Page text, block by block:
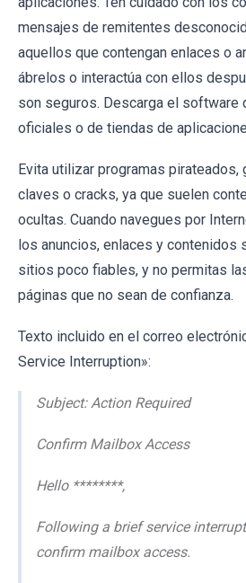
mensajes de remitentes
aquellos que contengan enlaces o
ábrelos o interactúa con ellos
son seguros. Descarga el software
oficiales o de tiendas de
Evita utilizar programas pirateados,
claves o cracks, ya que suelen
ocultas. Cuando navegues por
los anuncios, enlaces y contenidos
sitios poco fiables, y no permitas
páginas que no sean de confianza.
Texto incluido en el correo
Service Interruption»:
Subject: Action Required
Confirm Mailbox Access
Hello ********,
Following a brief service
confirm mailbox access.